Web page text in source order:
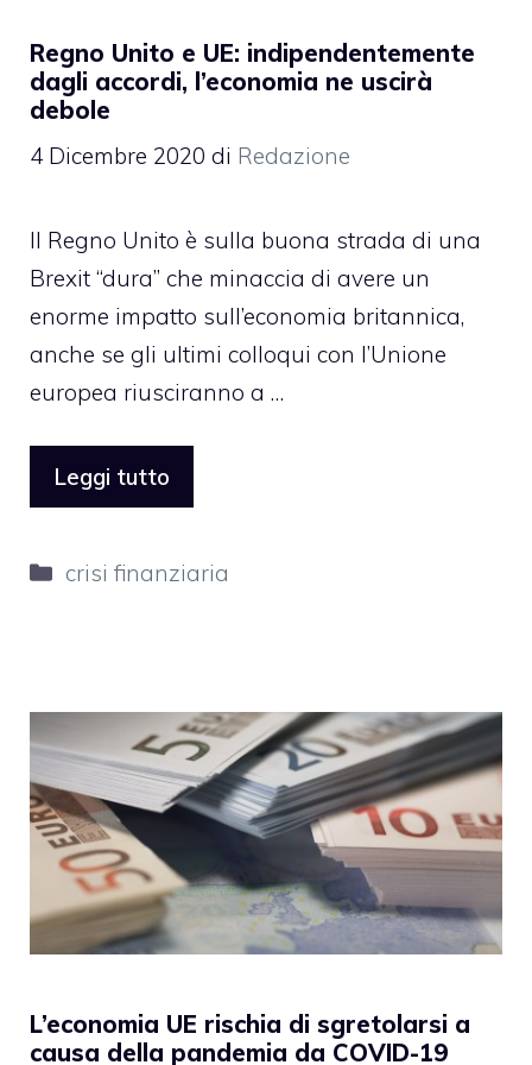
Regno Unito e UE: indipendentemente
dagli accordi, l’economia ne uscirà
debole
4 Dicembre 2020 di Redazione
Il Regno Unito è sulla buona strada di una
Brexit “dura” che minaccia di avere un
enorme impatto sull’economia britannica,
anche se gli ultimi colloqui con l’Unione
europea riusciranno a …
Leggi tutto
Categorie
crisi finanziaria
L’economia UE rischia di sgretolarsi a
causa della pandemia da COVID-19